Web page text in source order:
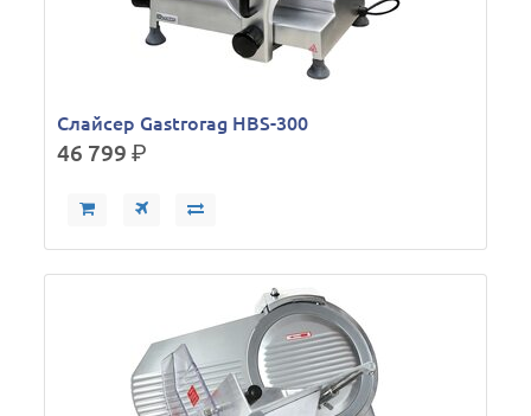
Слайсер Gastrorag HBS-300
46 799р.